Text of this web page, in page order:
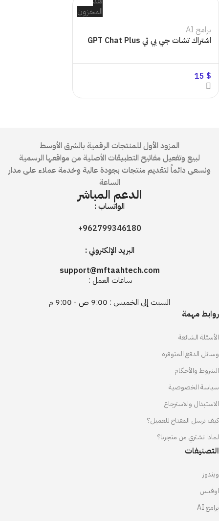
المخزون
برامج AI
اشتراك تشات جي بي تي GPT Chat Plus
15 $
المزود الأول للمنتجات الرقمية بالشرق الأوسط
لبيع وتفعيل مفاتيح التطبيقات الأصلية من مواقعها الرسمية
ونسعى دائماً لتقديم منتجات بجودة عالية وخدمة عملاء على مدار
الساعة
الدعم المباشر
الواتساب :
962799346180+
البريد الإلكتروني :
support@mftaahtech.com
ساعات العمل :
السبت إلى الخميس : 9:00 ص - 9:00 م
روابط مهمة
الأسئلة الشائعة
وسائل الدفع المتوفرة
الشروط والأحكام
سياسة الخصوصية
الاستبدال والاسترجاع
كيف نرسل المفتاح للعميل؟
لماذا تشتري من متجرنا؟
التصنيفات
ويندوز
اوفيس
برامج AI